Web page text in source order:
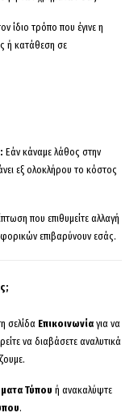
ίδιο τρόπο που έγινε η
ή κατάθεση σε
Εάν κάναμε λάθος στην
εξ ολοκλήρου το κόστος
που επιθυμείτε αλλαγή
επιβαρύνουν εσάς.
σελίδα Επικοινωνία για να
να διαβάσετε αναλυτικά
Τύπου ή ανακαλύψτε
.